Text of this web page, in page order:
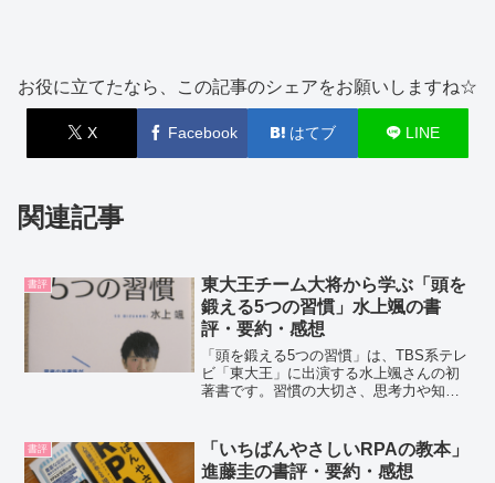
お役に立てたなら、この記事のシェアをお願いしますね☆
X Facebook はてブ LINE
関連記事
書評
東大王チーム大将から学ぶ「頭を
鍛える5つの習慣」水上颯の書
評・要約・感想
「頭を鍛える5つの習慣」は、TBS系テレ
ビ「東大王」に出演する水上颯さんの初
著書です。習慣の大切さ、思考力や知識
を得る楽しさなどを教えてくれていま
す。水上颯さんの紹介ク...
書評
「いちばんやさしいRPAの教本」
進藤圭の書評・要約・感想